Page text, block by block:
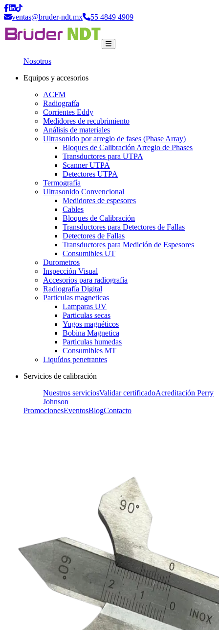
ventas@bruder-ndt.mx 55 4849 4909
Nosotros
Equipos y accesorios
ACFM
Radiografía
Corrientes Eddy
Medidores de recubrimiento
Análisis de materiales
Ultrasonido por arreglo de fases (Phase Array)
Bloques de Calibración Arreglo de Phases
Transductores para UTPA
Scanner UTPA
Detectores UTPA
Termografía
Ultrasonido Convencional
Medidores de espesores
Cables
Bloques de Calibración
Transductores para Detectores de Fallas
Detectores de Fallas
Transductores para Medición de Espesores
Consumibles UT
Durometros
Inspección Visual
Accesorios para radiografía
Radiografía Digital
Particulas magneticas
Lamparas UV
Particulas secas
Yugos magnéticos
Bobina Magnetica
Particulas humedas
Consumibles MT
Liquídos penetrantes
Servicios de calibración
Nuestros serviciosValidar certificadoAcreditación Perry
Johnson
PromocionesEventosBlogContacto